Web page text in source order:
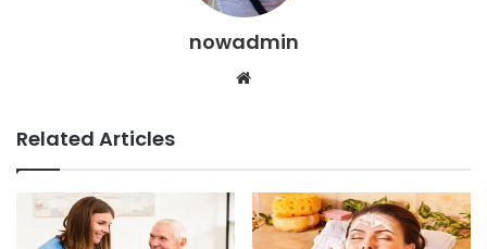
nowadmin
Website
Related Articles